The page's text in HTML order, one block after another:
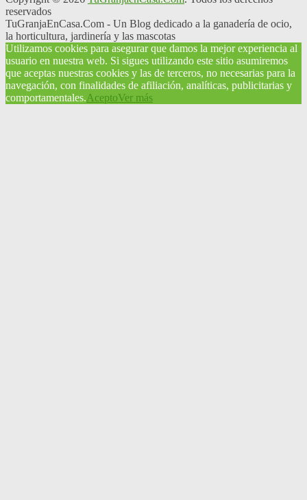
reservados
TuGranjaEnCasa.Com - Un Blog dedicado a la ganadería de ocio,
la horticultura, jardinería y las mascotas
Utilizamos cookies para asegurar que damos la mejor experiencia al
usuario en nuestra web. Si sigues utilizando este sitio asumiremos
que aceptas nuestras cookies y las de terceros, no necesarias para la
navegación, con finalidades de afiliación, analíticas, publicitarias y
comportamentales.AceptoVer más